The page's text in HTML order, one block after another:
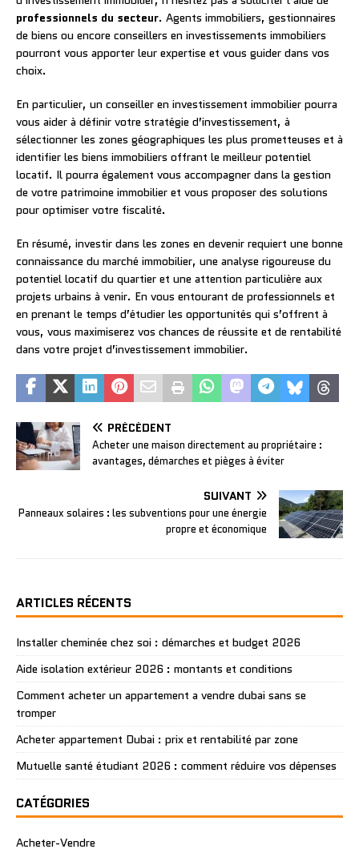
professionnels du secteur. Agents immobiliers, gestionnaires
de biens ou encore conseillers en investissements immobiliers
pourront vous apporter leur expertise et vous guider dans vos
choix.
En particulier, un conseiller en investissement immobilier pourra
vous aider à définir votre stratégie d’investissement, à
sélectionner les zones géographiques les plus prometteuses et à
identifier les biens immobiliers offrant le meilleur potentiel
locatif. Il pourra également vous accompagner dans la gestion
de votre patrimoine immobilier et vous proposer des solutions
pour optimiser votre fiscalité.
En résumé, investir dans les zones en devenir requiert une bonne
connaissance du marché immobilier, une analyse rigoureuse du
potentiel locatif du quartier et une attention particulière aux
projets urbains à venir. En vous entourant de professionnels et
en prenant le temps d’étudier les opportunités qui s’offrent à
vous, vous maximiserez vos chances de réussite et de rentabilité
dans votre projet d’investissement immobilier.
PRÉCÉDENT
Acheter une maison directement au propriétaire :
avantages, démarches et pièges à éviter
SUIVANT
Panneaux solaires : les subventions pour une énergie
propre et économique
ARTICLES RÉCENTS
Installer cheminée chez soi : démarches et budget 2026
Aide isolation extérieur 2026 : montants et conditions
Comment acheter un appartement a vendre dubai sans se
tromper
Acheter appartement Dubai : prix et rentabilité par zone
Mutuelle santé étudiant 2026 : comment réduire vos dépenses
CATÉGORIES
Acheter-Vendre